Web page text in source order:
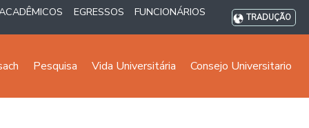
EGRESSOS FUNCIONÁRIOS TRADUÇÃO
Pesquisa Vida Universitária Consejo Universitario